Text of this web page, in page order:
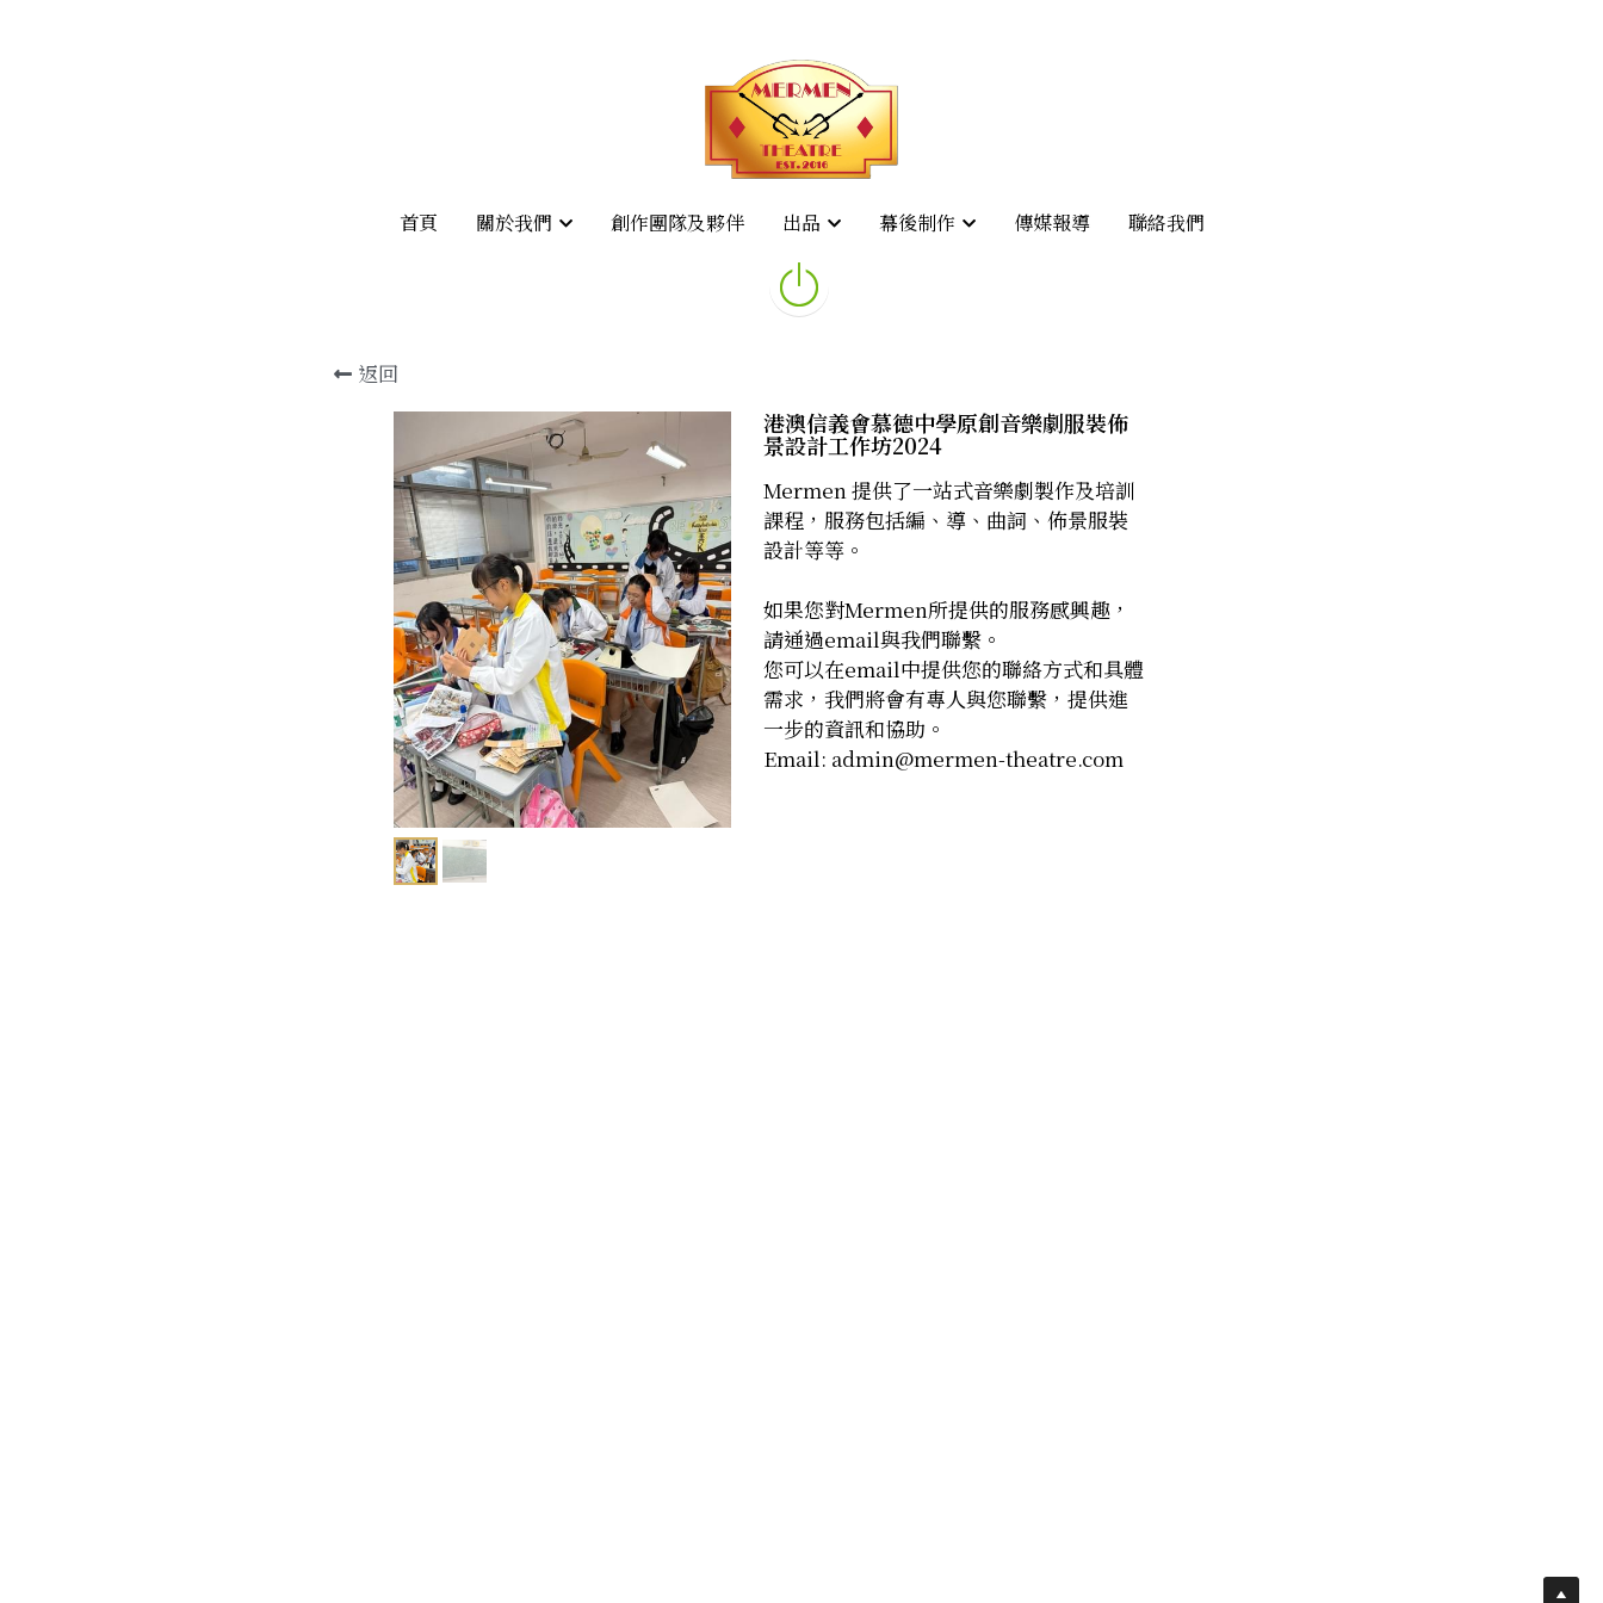
首頁 關於我們 創作團隊及夥伴 出品 幕後制作 傳媒報導 聯絡我們
首頁 關於我們 創作團隊及夥伴 出品 幕後制作 傳媒報導 聯絡我們
返回
港澳信義會慕德中學原創音樂劇服裝佈
景設計工作坊2024
Mermen 提供了一站式音樂劇製作及培訓
課程，服務包括編、導、曲詞、佈景服裝
設計等等。
如果您對Mermen所提供的服務感興趣，
請通過email與我們聯繫。
您可以在email中提供您的聯絡方式和具體
需求，我們將會有專人與您聯繫，提供進
一步的資訊和協助。
Email: admin@mermen-theatre.com